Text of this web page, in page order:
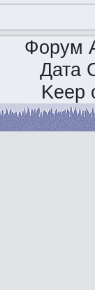
Форум
Дата
Keep